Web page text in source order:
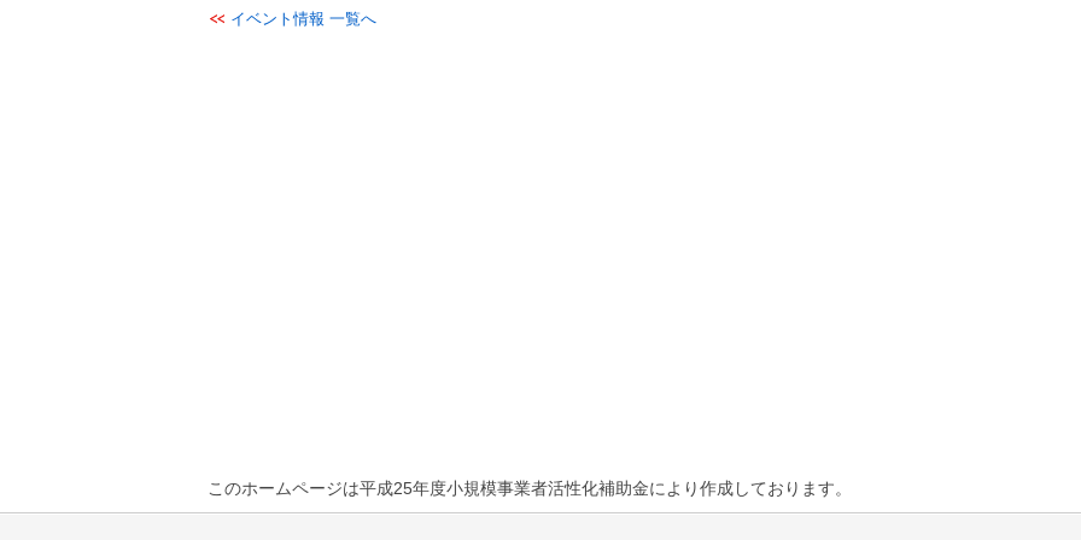
イベント情報 一覧へ
このホームページは平成25年度小規模事業者活性化補助金により作成しております。